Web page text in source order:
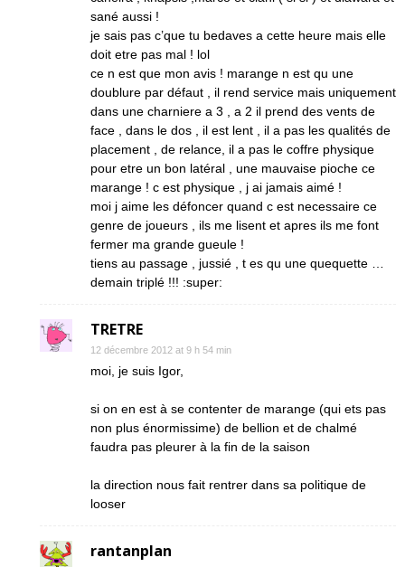
sané aussi !
je sais pas c’que tu bedaves a cette heure mais elle
doit etre pas mal ! lol
ce n est que mon avis ! marange n est qu une
doublure par défaut , il rend service mais uniquement
dans une charniere a 3 , a 2 il prend des vents de
face , dans le dos , il est lent , il a pas les qualités de
placement , de relance, il a pas le coffre physique
pour etre un bon latéral , une mauvaise pioche ce
marange ! c est physique , j ai jamais aimé !
moi j aime les défoncer quand c est necessaire ce
genre de joueurs , ils me lisent et apres ils me font
fermer ma grande gueule !
tiens au passage , jussié , t es qu une quequette …
demain triplé !!! :super:
TRETRE
12 décembre 2012 at 9 h 54 min
moi, je suis Igor,
si on en est à se contenter de marange (qui ets pas
non plus énormissime) de bellion et de chalmé
faudra pas pleurer à la fin de la saison
la direction nous fait rentrer dans sa politique de
looser
rantanplan